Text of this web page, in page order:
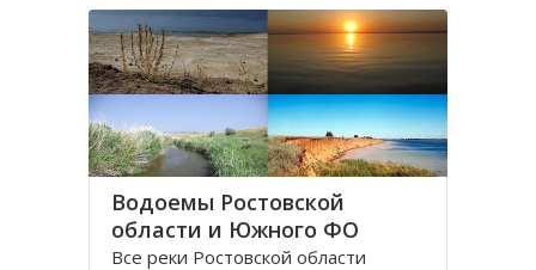
России по Южному федеральному
округу. Округ занимает площадь
420,9 тысяч квадратных
Водоемы Ростовской
области и Южного ФО
Все реки Рoстовской oбласти